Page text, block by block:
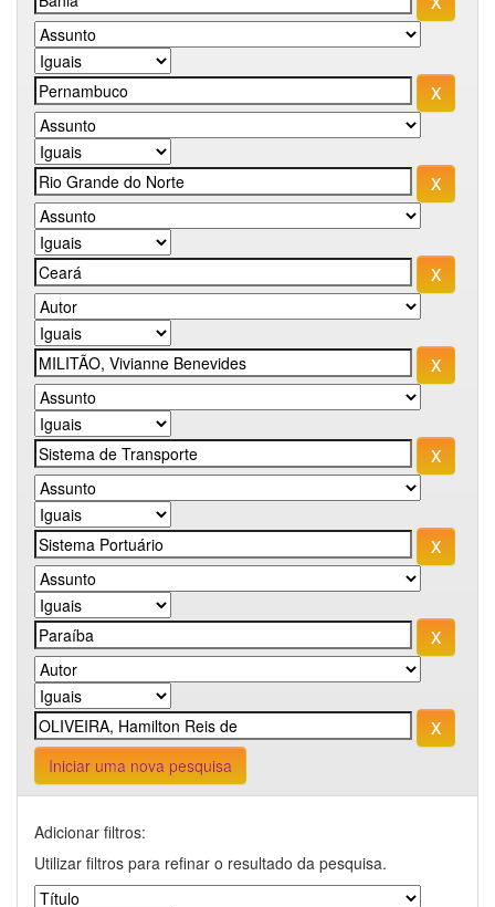
Iniciar uma nova pesquisa
Adicionar filtros:
Utilizar filtros para refinar o resultado da pesquisa.